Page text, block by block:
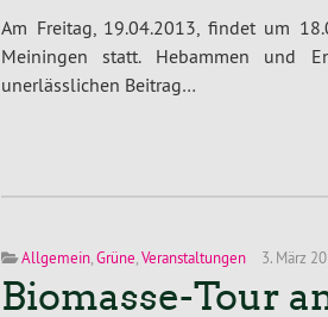
Am Freitag, 19.04.2013, findet um
Meiningen statt. Hebammen und
unerlässlichen Beitrag…
Allgemein Grüne Veranstaltungen 3. März
Biomasse-Tour